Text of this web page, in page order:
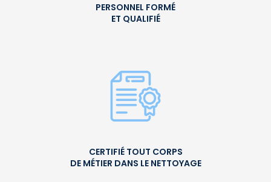
PERSONNEL FORMÉ
ET QUALIFIÉ
CERTIFIÉ TOUT CORPS
DE MÉTIER DANS LE NETTOYAGE